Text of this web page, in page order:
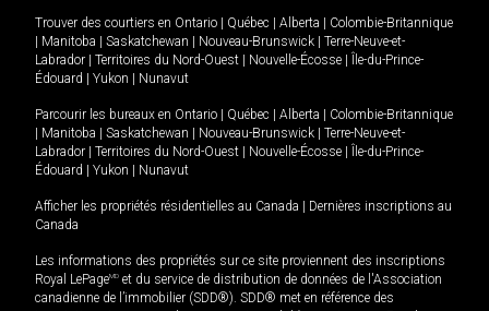
Trouver des courtiers en Ontario Québec Alberta
Colombie-Britannique
Manitoba Saskatchewan Nouveau-Brunswick
Terre-Neuve-et-
Labrador
Territoires du Nord-Ouest Nouvelle-Écosse
Île-du-Prince-
Édouard
Yukon Nunavut
Parcourir les bureaux en Ontario Québec Alberta
Colombie-Britannique
Manitoba Saskatchewan Nouveau-Brunswick
Terre-Neuve-et-
Labrador
Territoires du Nord-Ouest Nouvelle-Écosse
Île-du-Prince-
Édouard
Yukon Nunavut
Afficher les propriétés résidentielles au Canada
Dernières inscriptions au
Canada
Les informations des propriétés sur ce site proviennent des inscriptions
Royal LePageMD et du service de distribution de données de l'Association
canadienne de l’immobilier (SDD®). SDD® met en référence des